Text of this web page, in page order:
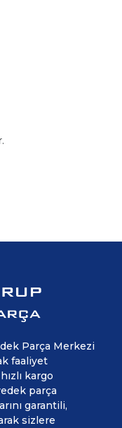
Parça Merkezi
faaliyet
kargo
parça
garantili,
sizlere